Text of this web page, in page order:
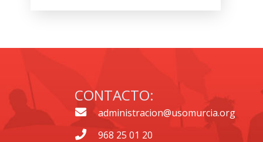
CONTACTO:
administracion@usomurcia.org
968 25 01 20